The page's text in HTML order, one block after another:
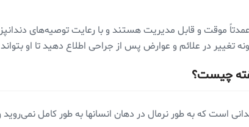
موقت و قابل مدیریت هستند و با رعایت توصیه‌های
تغییر در علائم و عوارض پس از جراحی اطلاع دهید تا او
چیست؟
است که به طور نرمال در دهان انسانها به طور کامل